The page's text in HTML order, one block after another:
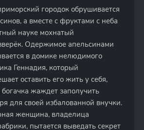
городок обрушивается
а вместе с фруктами с неба
науке мохнатый
Одержимое апельсинами
в домике нелюдимого
Геннадия, который
оставить его жить у себя,
богачка жаждет заполучить
для своей избалованной внучки.
женщина, владелица
пытается выведать секрет